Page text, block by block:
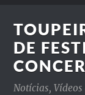
DE
Notícias,